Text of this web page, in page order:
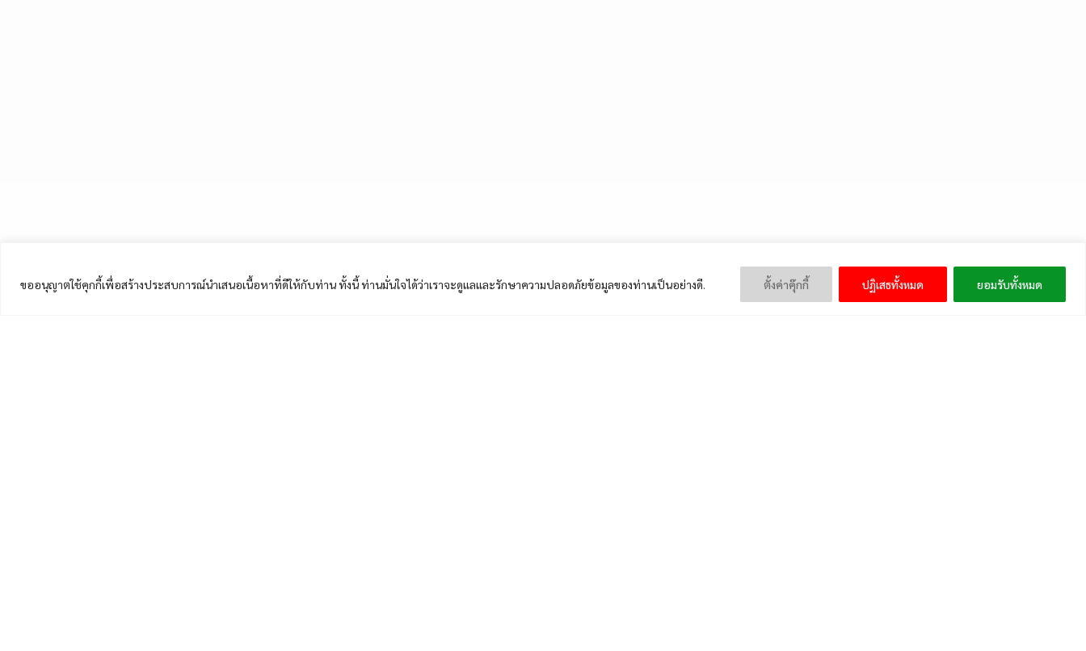
ขออนุญาตใช้คุกกี้เพื่อสร้างประสบการณ์นำเสนอเนื้อหาที่ดีให้กับท่าน ทั้งนี้ ท่านมั่นใจได้ว่าเราจะดูแลและรักษาความปลอดภัยข้อมูลของท่านเป็นอย่างดี. ตั้งค่าคุ๊กกี้ ปฏิเสธทั้งหมด ยอมรับทั้งหมด